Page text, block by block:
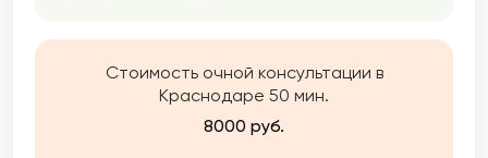
Стоимость очной консультации в
Краснодаре 50 мин.
8000 руб.